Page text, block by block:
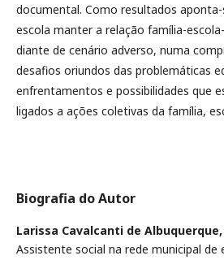
documental. Como resultados aponta-
escola manter a relação família-
diante de cenário adverso, numa
desafios oriundos das problemáticas
enfrentamentos e possibilidades que
ligados a ações coletivas da família,
Biografia do Autor
Larissa Cavalcanti de Albuquerque,
Assistente social na rede municipal de